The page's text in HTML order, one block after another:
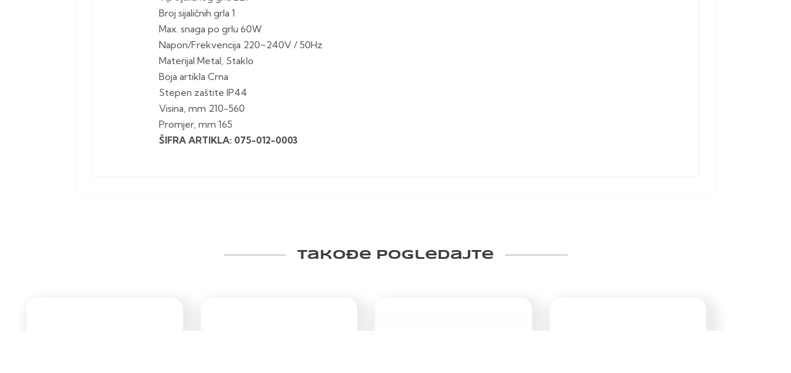
Broj sijaličnih grla 1
Max. snaga po grlu 60W
Napon/Frekvencija 220~240V / 50Hz
Materijal Metal, Staklo
Boja artikla Crna
Stepen zaštite IP44
Visina, mm 210-560
Promjer, mm 165
ŠIFRA ARTIKLA: 075-012-0003
Takođe pogledajte